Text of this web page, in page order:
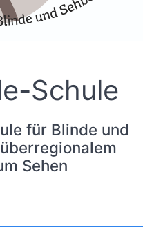
Schule
für Blinde und
Sehen